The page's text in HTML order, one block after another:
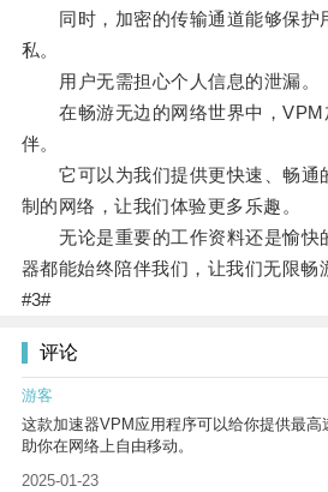
同时，加密的传输通道能够保护
私。
用户无需担心个人信息的泄漏。
在畅游无边的网络世界中，VPM
伴。
它可以为我们提供更快速、畅通
制的网络，让我们体验更多乐趣。
无论是重要的工作资料还是愉快
器都能始终陪伴我们，让我们无限畅
#3#
评论
游客
这款加速器VPM应用程序可以给你提供最
助你在网络上自由移动。
2025-01-23